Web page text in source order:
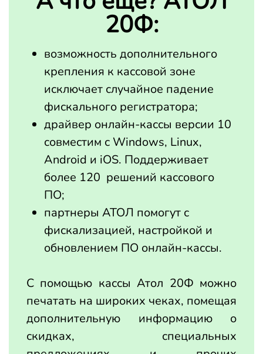
20Ф:
возможность дополнительного
крепления к кассовой зоне
исключает случайное падение
фискального регистратора;
драйвер онлайн-кассы версии 10
совместим с Windows, Linux,
Android и iOS. Поддерживает
более 120 решений кассового
ПО;
партнеры АТОЛ помогут с
фискализацией, настройкой и
обновлением ПО онлайн-кассы.
С помощью кассы Атол 20Ф можно
печатать на широких чеках, помещая
дополнительную информацию о
скидках, специальных